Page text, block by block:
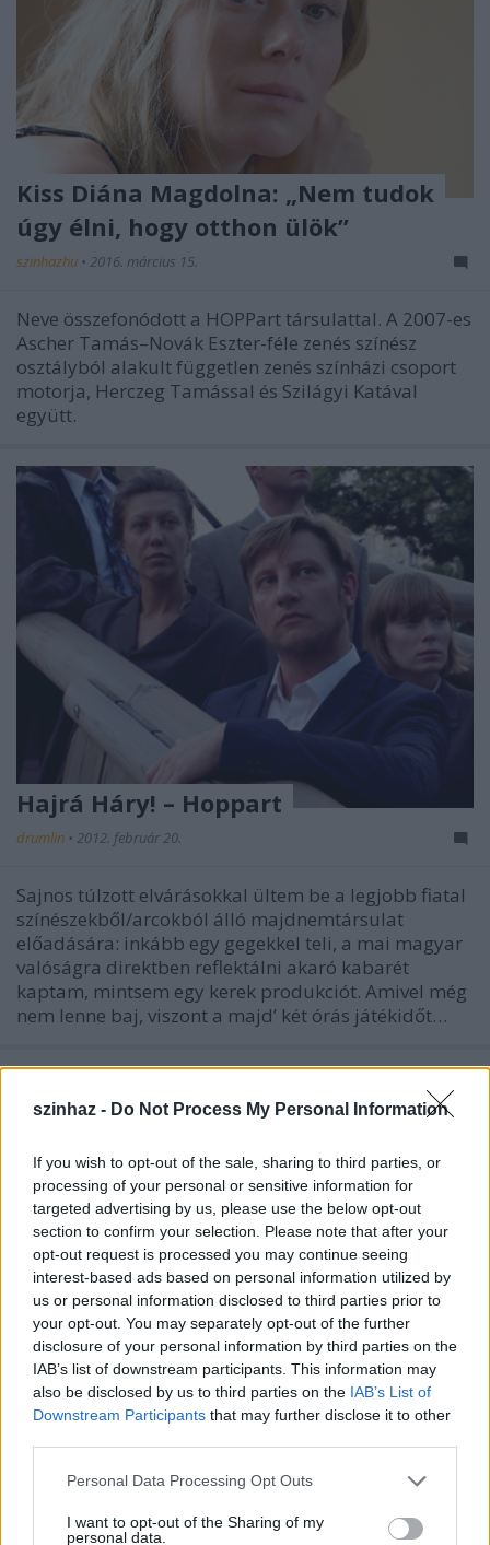
szinhaz - Do Not Process My Personal Information
If you wish to opt-out of the sale, sharing to third parties, or
processing of your personal or sensitive information for
targeted advertising by us, please use the below opt-out
section to confirm your selection. Please note that after your
opt-out request is processed you may continue seeing
interest-based ads based on personal information utilized by
us or personal information disclosed to third parties prior to
your opt-out. You may separately opt-out of the further
disclosure of your personal information by third parties on the
IAB’s list of downstream participants. This information may
also be disclosed by us to third parties on the IAB’s List of
Downstream Participants that may further disclose it to other
Please note that this website/app uses one or more Google
not limited to your visit or usage behaviour. You may click to
Personal Data Processing Opt Outs
I want to opt-out of the Sharing of my
personal data.
Kiss Diána Magdolna: „Nem tudok
úgy élni, hogy otthon ülök”
szinhazhu • 2016. március 15.
Neve összefonódott a HOPPart társulattal. A 2007-es
Ascher Tamás–Novák Eszter-féle zenés színész
osztályból alakult független zenés színházi csoport
motorja, Herczeg Tamással és Szilágyi Katával
együtt.
Hajrá Háry! – Hoppart
drumlin • 2012. február 20.
Sajnos túlzott elvárásokkal ültem be a legjobb fiatal
színészekből/arcokból álló majdnemtársulat
előadására: inkább egy gegekkel teli, a mai magyar
valóságra direktben reflektálni akaró kabarét
kaptam, mintsem egy kerek produkciót. Amivel még
nem lenne baj, viszont a majd’ két órás játékidőt…
Szeret…lek - Hoppart*
Nem is tudom, mikor jártam utoljára az akkor még
valószínűleg csak moziként működő Szikrában (de